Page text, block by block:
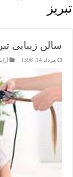
تبریز
سالن زیبایی
مرداد 14, 1398